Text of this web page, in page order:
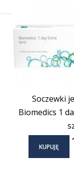
Soczewki
Biomedics 1
KUPUJĘ